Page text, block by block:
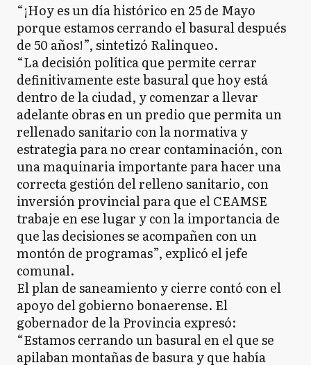
“¡Hoy es un día histórico en 25 de Mayo
porque estamos cerrando el basural después
de 50 años!”, sintetizó Ralinqueo.
“La decisión política que permite cerrar
definitivamente este basural que hoy está
dentro de la ciudad, y comenzar a llevar
adelante obras en un predio que permita un
rellenado sanitario con la normativa y
estrategia para no crear contaminación, con
una maquinaria importante para hacer una
correcta gestión del relleno sanitario, con
inversión provincial para que el CEAMSE
trabaje en ese lugar y con la importancia de
que las decisiones se acompañen con un
montón de programas”, explicó el jefe
comunal.
El plan de saneamiento y cierre contó con el
apoyo del gobierno bonaerense. El
gobernador de la Provincia expresó:
“Estamos cerrando un basural en el que se
apilaban montañas de basura y que había